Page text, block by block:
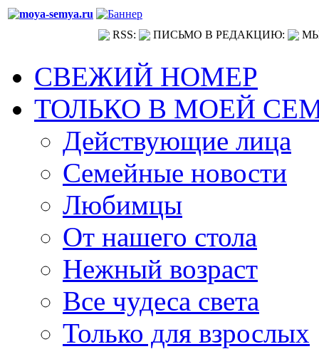
RSS: ПИСЬМО В РЕДАКЦИЮ:
СВЕЖИЙ НОМЕР
ТОЛЬКО В МОЕЙ
Действующие лица
Семейные новости
Любимцы
От нашего стола
Нежный возраст
Все чудеса света
Только для взрослых